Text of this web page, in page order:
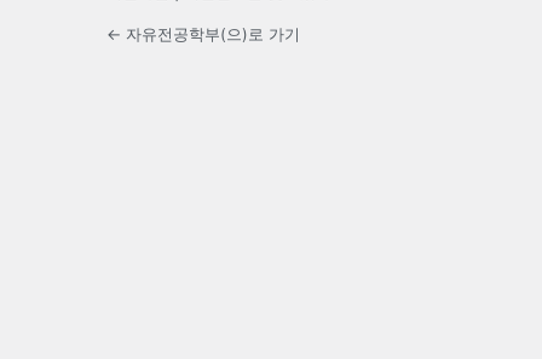
← 자유전공학부(으)로 가기